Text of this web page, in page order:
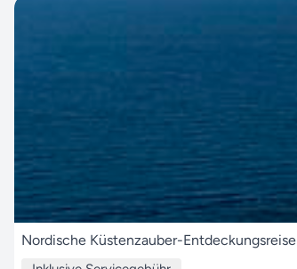
Nordische Küstenzauber-Entdeckungsreise